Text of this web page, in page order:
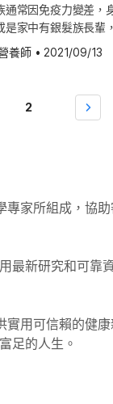
實告訴家中老人們
太多錢。但若有相
老人仍拒絕受別人
，對肌肉、關節與
到腦部，對新的神
，可慢慢感受到一些
各部位的協調。瑜伽
），這種瑜伽有
極拳已經愈來愈普遍
持動態不停，同時緩
太極拳運動是安全的
諮詢醫師或專業人士
都盡量多運動，對
之前，先諮詢醫師或
靈活度和改善姿勢
通常因免疫力變差，
家中有銀髮族長輩
時，Hello 醫師也建
通常老人的心率會較
烈的活動可能會造成
常有許多可能原因
會愈難，但
的狀況時，則需當心
不靈活。 反應遲緩：長期處於壓
型態，在熟齡階段會出
為了減緩上述隱憂
。但若有嚴重消化問
養師 • 2021/09/13
2
專家所組成，協助
最新研究和可靠
實用可信賴的健
足的人生。